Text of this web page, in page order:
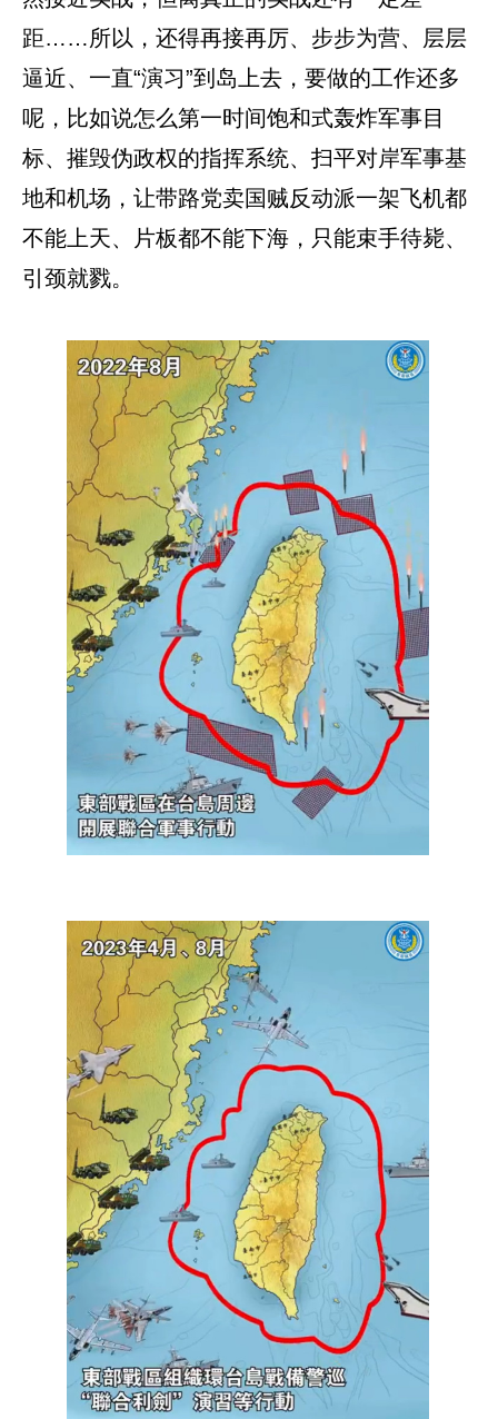
距……所以，还得再接再厉、步步为营、层层
逼近、一直“演习”到岛上去，要做的工作还多
呢，比如说怎么第一时间饱和式轰炸军事目
标、摧毁伪政权的指挥系统、扫平对岸军事基
地和机场，让带路党卖国贼反动派一架飞机都
不能上天、片板都不能下海，只能束手待毙、
引颈就戮。